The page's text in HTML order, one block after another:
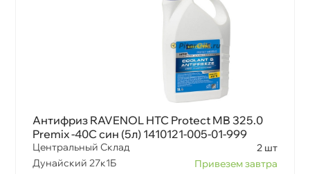
Антифриз RAVENOL HTC Protect MB 325.0
Premix -40C син (5л) 1410121-005-01-999
Центральный Склад
2 шт
Дунайский 27к1Б
Привезем завтра